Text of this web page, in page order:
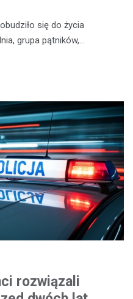
się do życia
grupa pątników,…
rozwiązali